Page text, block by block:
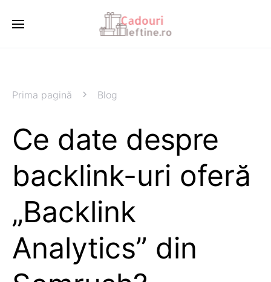
Prima pagină Blog
Ce date despre
backlink-uri oferă
„Backlink
Analytics” din